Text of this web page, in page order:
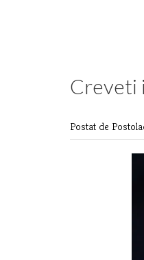
Creveti
Postat de